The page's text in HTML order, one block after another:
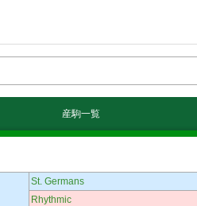
産駒一覧
St. Germans
Rhythmic